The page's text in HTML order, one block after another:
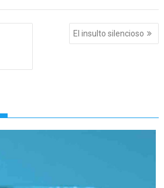
El insulto silencioso